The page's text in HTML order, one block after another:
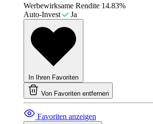
Werbewirksame Rendite 14.83%
Auto-Invest
Ja
In Ihren Favoriten
Von Favoriten entfernen
Favoriten anzeigen